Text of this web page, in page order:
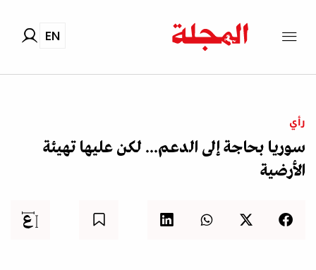
EN
رأي
سوريا بحاجة إلى الدعم... لكن عليها تهيئة
الأرضية